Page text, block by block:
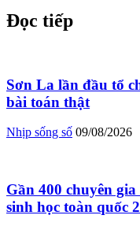
Đọc tiếp
Sơn La lần đầu tổ
bài toán thật
Nhịp sống số 09/08/2026
Gần 400 chuyên
sinh học toàn quốc